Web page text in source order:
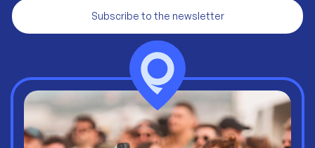
Subscribe to the newsletter